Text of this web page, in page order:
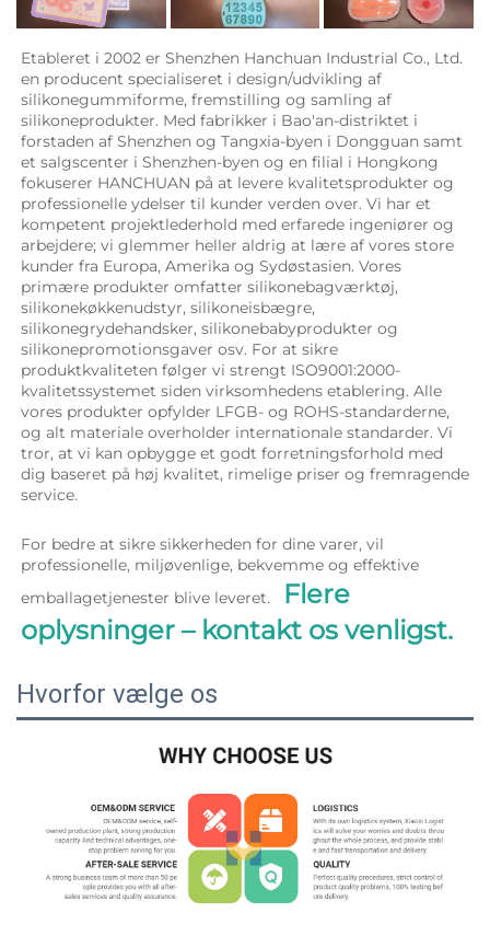
Etableret i 2002 er Shenzhen Hanchuan Industrial Co., Ltd.
en producent specialiseret i design/udvikling af
silikonegummiforme, fremstilling og samling af
silikoneprodukter. Med fabrikker i Bao'an-distriktet i
forstaden af Shenzhen og Tangxia-byen i Dongguan samt
et salgscenter i Shenzhen-byen og en filial i Hongkong
fokuserer HANCHUAN på at levere kvalitetsprodukter og
professionelle ydelser til kunder verden over. Vi har et
kompetent projektlederhold med erfarede ingeniører og
arbejdere; vi glemmer heller aldrig at lære af vores store
kunder fra Europa, Amerika og Sydøstasien. Vores
primære produkter omfatter silikonebagværktøj,
silikonekøkkenudstyr, silikoneisbægre,
silikonegrydehandsker, silikonebabyprodukter og
silikonepromotionsgaver osv. For at sikre
produktkvaliteten følger vi strengt ISO9001:2000-
kvalitetssystemet siden virksomhedens etablering. Alle
vores produkter opfylder LFGB- og ROHS-standarderne,
og alt materiale overholder internationale standarder. Vi
tror, at vi kan opbygge et godt forretningsforhold med
dig baseret på høj kvalitet, rimelige priser og fremragende
service.
For bedre at sikre sikkerheden for dine varer, vil
professionelle, miljøvenlige, bekvemme og effektive
emballagetjenester blive leveret.
Flere
oplysninger – kontakt os venligst.
Hvorfor vælge os